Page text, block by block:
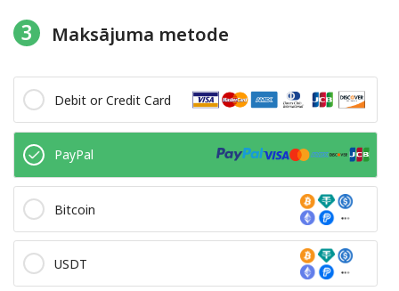
3 Maksājuma metode
Debit or Credit Card
PayPal
Bitcoin
USDT